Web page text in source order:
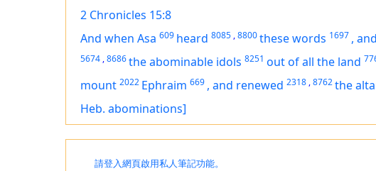
2 Chronicles 15:8
And when Asa 609 heard 8085 ,8800these words 1697 ,
5674 ,8686the abominable idols 8251 out of all the land
mount 2022 Ephraim 669 , and renewed 2318 ,8762the
Heb. abominations]
請登入網頁啟用私人筆記功能。